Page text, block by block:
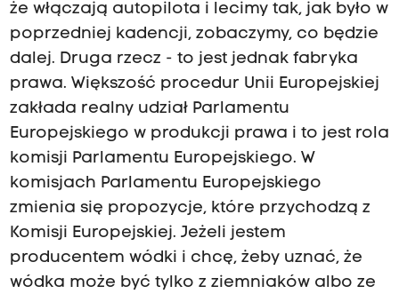
że włączają autopilota i lecimy tak, jak było w
poprzedniej kadencji, zobaczymy, co będzie
dalej. Druga rzecz - to jest jednak fabryka
prawa. Większość procedur Unii Europejskiej
zakłada realny udział Parlamentu
Europejskiego w produkcji prawa i to jest rola
komisji Parlamentu Europejskiego. W
komisjach Parlamentu Europejskiego
zmienia się propozycje, które przychodzą z
Komisji Europejskiej. Jeżeli jestem
producentem wódki i chcę, żeby uznać, że
wódka może być tylko z ziemniaków albo ze